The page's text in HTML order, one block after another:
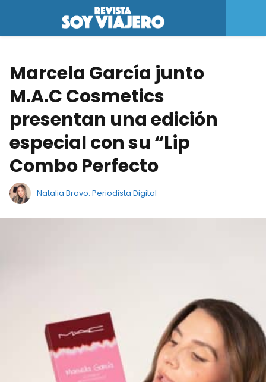
Marcela García junto
M.A.C Cosmetics
presentan una edición
especial con su “Lip
Combo Perfecto
Natalia Bravo. Periodista Digital